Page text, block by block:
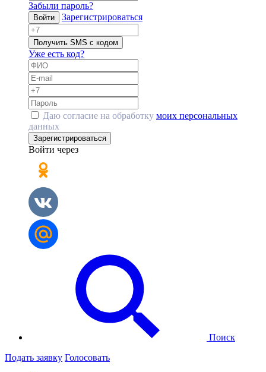
Забыли пароль?
Войти Зарегистрироваться
Получить SMS с кодом
Уже есть код?
Даю согласие на обработку моих персональных
данных
Зарегистрироваться
Войти через
Поиск
Подать заявку Голосовать